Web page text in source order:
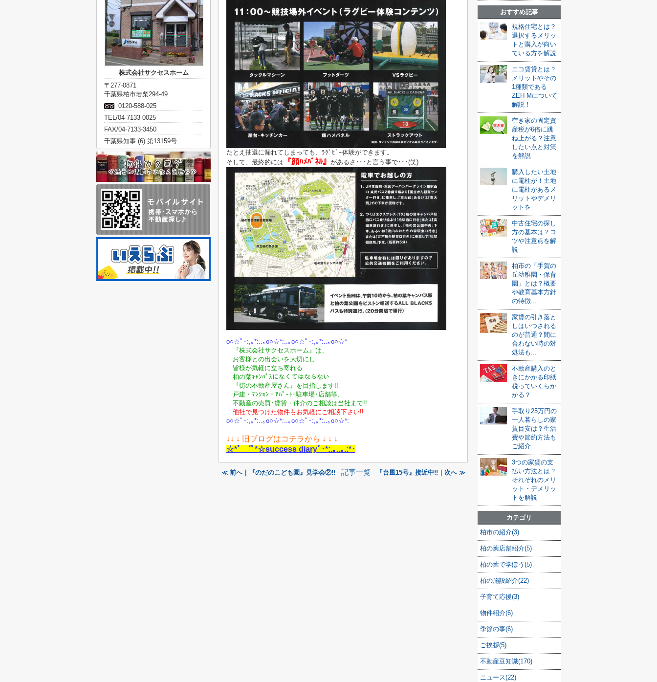
たとえ抽選に漏れてしまっても、ﾗｸﾞﾋﾞｰ体験ができます。
そして、最終的には
『顔ﾊﾒﾊﾟﾈﾙ』 があるさ･･･と言う事で･･･(笑)
o○☆ﾟ･:,｡*:..｡o○☆*:..｡o○☆ﾟ･:,｡*:..｡o○☆*
『株式会社サクセスホーム』は、
お客様との出会いを大切にし
皆様が気軽に立ち寄れる
柏の葉ｷｬﾝﾊﾟｽになくてはならない
『街の不動産屋さん』を目指します!!
戸建・ﾏﾝｼｮﾝ・ｱﾊﾟｰﾄ･駐車場･店舗等、
不動産の売買･賃貸・仲介のご相談は当社まで!!
他社で見つけた物件もお気軽にご相談下さい!!
o○☆ﾟ･:,｡*:..｡o○☆*:..｡o○☆ﾟ･:,｡*:..｡o○☆*:
↓ ↓ ↓ 旧ブログはコチラから ↓ ↓ ↓
☆*ﾟ ゜ﾟ*☆success diaryﾟ･*:.｡..｡.:*･
≪ 前へ｜『のだのこども園』見学会②!! 記事一覧 『台風15号』接近中!!｜次へ ≫
おすすめ記事
規格住宅とは？
選択するメリッ
トと購入が向い
ている方を解説
エコ賃貸とは？
メリットやその
1種類である
ZEH-Mについて
解説！
空き家の固定資
産税が6倍に跳
ね上がる？注意
したい点と対策
を解説
購入したい土地
に電柱が！土地
に電柱があるメ
リットやデメリ
ットを...
中古住宅の探し
方の基本は？コ
ツや注意点を解
説
柏市の「手賀の
丘幼稚園・保育
園」とは？概要
や教育基本方針
の特徴...
家賃の引き落と
しはいつされる
のが普通？間に
合わない時の対
処法も...
不動産購入のと
きにかかる印紙
税っていくらか
かる？
手取り25万円の
一人暮らしの家
賃目安は？生活
費や節約方法も
ご紹介
3つの家賃の支
払い方法とは？
それぞれのメリ
ット・デメリッ
トを解説
カテゴリ
柏市の紹介(3)
柏の葉店舗紹介(5)
柏の葉で学ぼう(5)
柏の施設紹介(22)
子育て応援(3)
物件紹介(6)
季節の事(6)
ご挨拶(5)
不動産豆知識(170)
ニュース(22)
株式会社サクセスホーム
〒277-0871
千葉県柏市若柴294-49
0120-588-025
TEL/04-7133-0025
FAX/04-7133-3450
千葉県知事 (6) 第13159号